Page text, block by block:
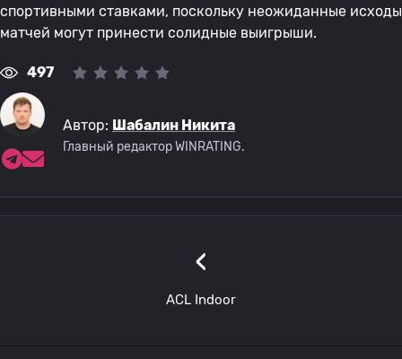
спортивными ставками, поскольку неожиданные исходы
матчей могут принести солидные выигрыши.
497
Автор: Шабалин Никита
Главный редактор WINRATING.
‹
ACL Indoor